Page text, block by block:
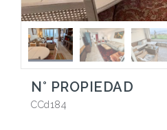
N° PROPIEDAD
CCd184